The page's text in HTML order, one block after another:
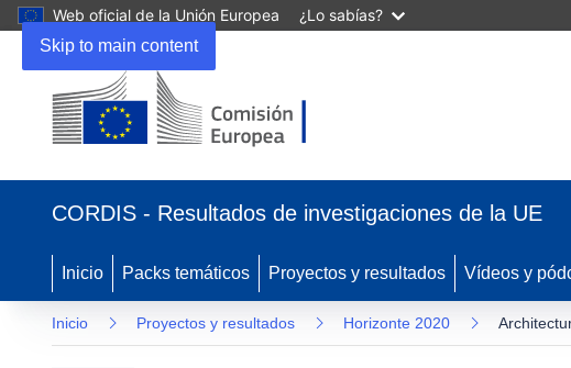
Skip to main content
Web oficial de la Unión Europea ¿Lo sabías?
en
nueva
ventana)
CORDIS - Resultados de investigaciones de la UE
Inicio Packs temáticos Proyectos y resultados Vídeos y
Inicio Proyectos y resultados Horizonte 2020